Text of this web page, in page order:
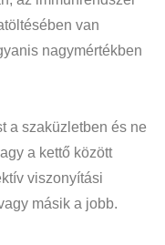
van
nagymértékben
a szaküzletben és ne
a kettő között
viszonyítási
másik a jobb.